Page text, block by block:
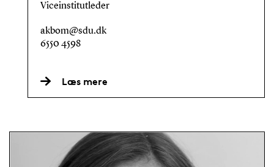
Viceinstitutleder
akbom@sdu.dk
6550 4598
Læs mere